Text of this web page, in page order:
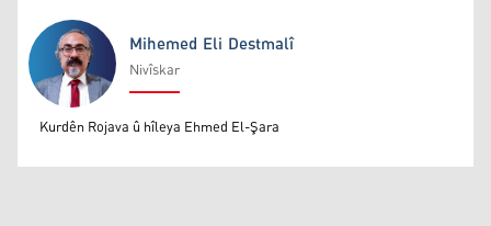
Mihemed Eli Destmalî
Mihemed Eli Destmalî
Nivîskar
Kurdên Rojava û hîleya Ehmed El-Şara